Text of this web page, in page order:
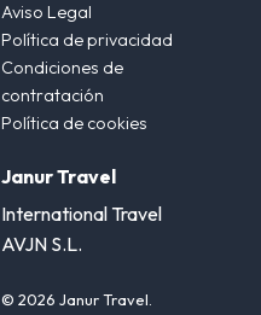
Aviso Legal
Política de privacidad
Condiciones de
contratación
Política de cookies
Janur Travel
International Travel
AVJN S.L.
© 2026 Janur Travel.